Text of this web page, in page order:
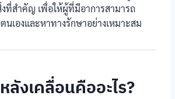
งที่สำคัญ เพื่อให้ผู้ที่มีอาการสามารถ
เองและหาทางรักษาอย่างเหมาะสม
ลังเคลื่อนคืออะไร?